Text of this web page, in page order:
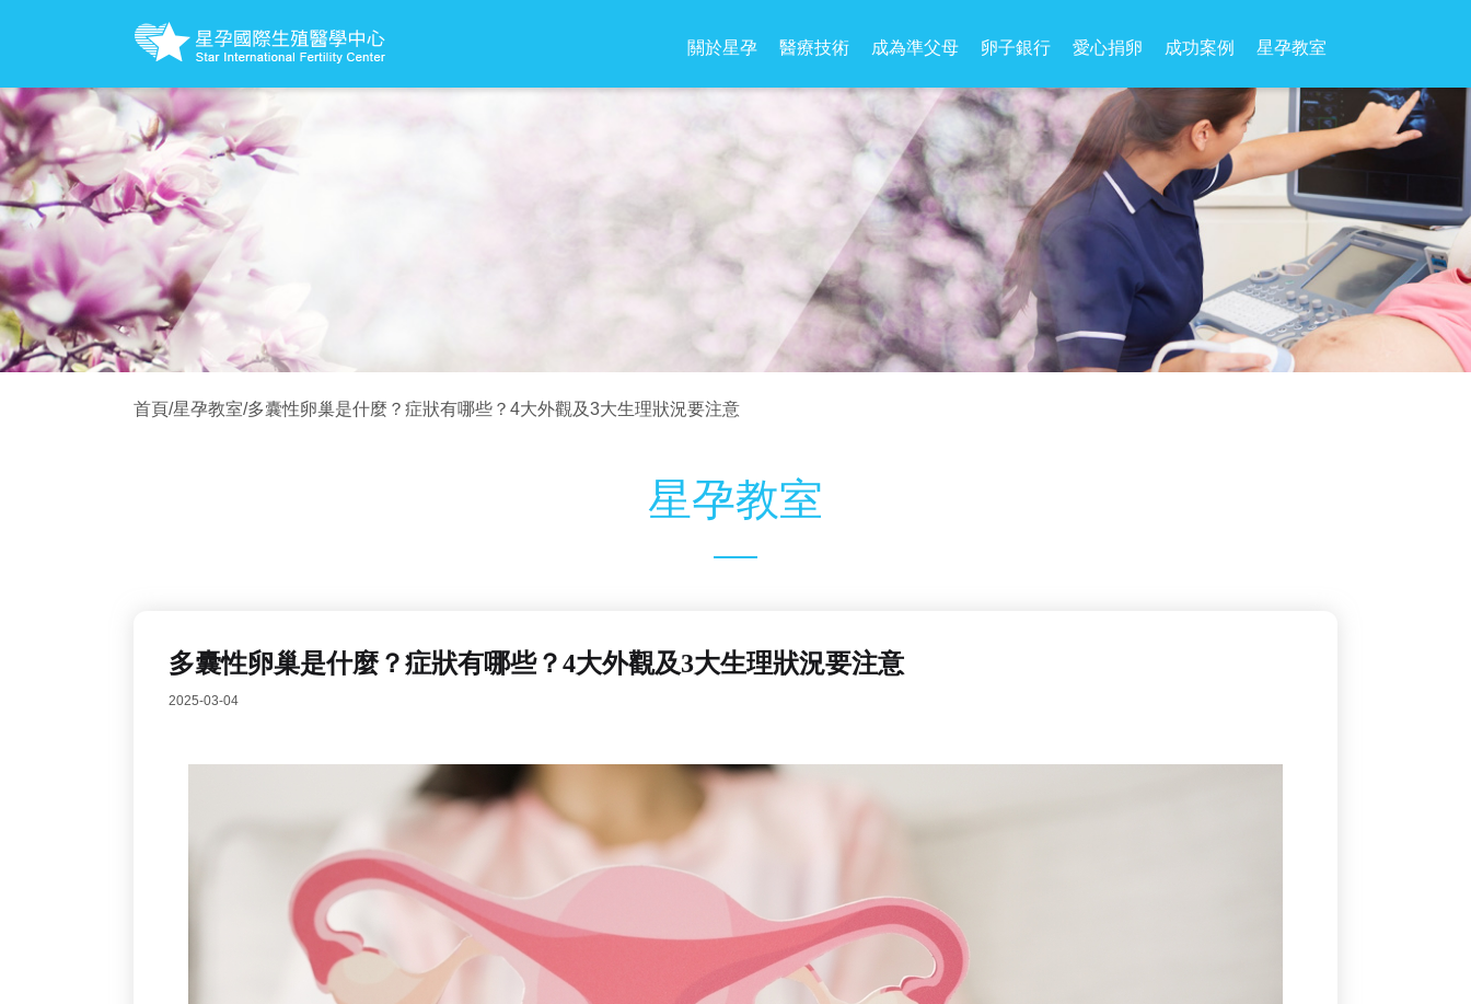
關於星孕 醫療技術 成為準父母 卵子銀行 愛心捐卵 成功案例 星孕教室
首頁/星孕教室/多囊性卵巢是什麼？症狀有哪些？4大外觀及3大生理狀況要注意
星孕教室
多囊性卵巢是什麼？症狀有哪些？4大外觀及3大生理狀況要注意
2025-03-04